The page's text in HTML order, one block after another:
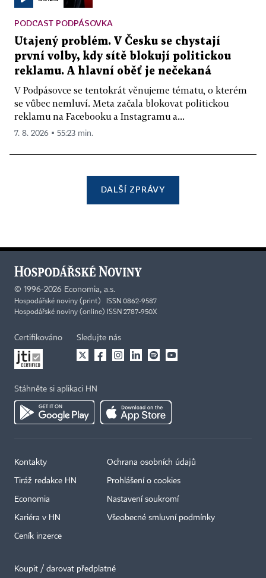
PODCAST PODPÁSOVKA
Utajený problém. V Česku se chystají
první volby, kdy sítě blokují politickou
reklamu. A hlavní oběť je nečekaná
V Podpásovce se tentokrát věnujeme tématu, o kterém
se vůbec nemluví. Meta začala blokovat politickou
reklamu na Facebooku a Instagramu a...
7. 8. 2026 ▪ 55:23 min.
DALŠÍ ZPRÁVY
© 1996-2026 Economia, a.s.
Hospodářské noviny (print) ISSN 0862-9587
Hospodářské noviny (online) ISSN 2787-950X
Certifikováno Sledujte nás
Stáhněte si aplikaci HN
Kontakty
Tiráž redakce HN
Economia
Kariéra v HN
Ceník inzerce
Ochrana osobních údajů
Prohlášení o cookies
Nastavení soukromí
Všeobecné smluvní podmínky
Koupit / darovat předplatné